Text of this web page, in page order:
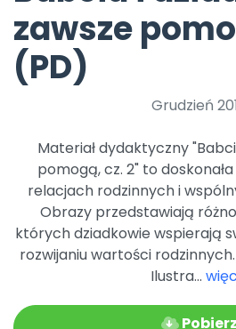
Pomoc
zawsze
(PD)
Grudzień
Materiał dydaktyczny
pomogą, cz. 2" to
relacjach rodzinnych i
Obrazy przedstawiają
których dziadkowie wspierają
rozwijaniu wartości
Ilustra...
Pobierz